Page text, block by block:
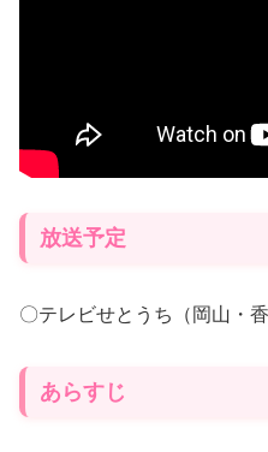
放送予定
〇テレビせとうち（岡山・
あらすじ